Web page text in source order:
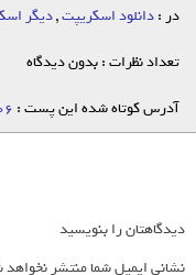
در :دانلود اسکریپت,دیگر
تعداد نظرات : بدون دیدگاه
آدرس کوتاه شده این پست :
دیدگاهتان را بنویسید
نشانی ایمیل شما منتشر